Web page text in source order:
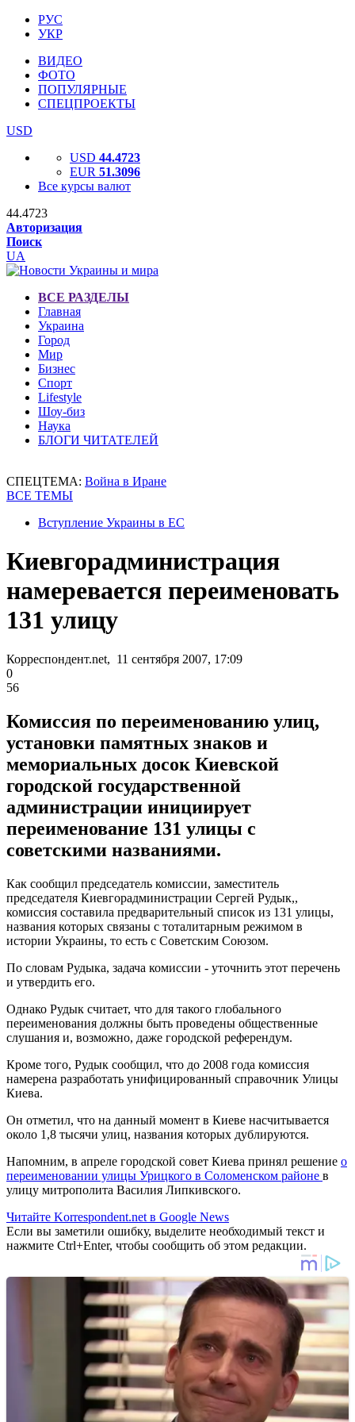
РУС
УКР
ВИДЕО
ФОТО
ПОПУЛЯРНЫЕ
СПЕЦПРОЕКТЫ
USD
USD 44.4723
EUR 51.3096
Все курсы валют
44.4723
Авторизация
Поиск
UA
ВСЕ РАЗДЕЛЫ
Главная
Украина
Город
Мир
Бизнес
Спорт
Lifestyle
Шоу-биз
Наука
БЛОГИ ЧИТАТЕЛЕЙ
СПЕЦТЕМА: Война в Иране
ВСЕ ТЕМЫ
Вступление Украины в ЕС
Киевгорадминистрация
намеревается переименовать
131 улицу
Корреспондент.net, 11 сентября 2007, 17:09
0
56
Комиссия по переименованию улиц,
установки памятных знаков и
мемориальных досок Киевской
городской государственной
администрации инициирует
переименование 131 улицы с
советскими названиями.
Как сообщил председатель комиссии, заместитель
председателя Киевгорадминистрации Сергей Рудык,,
комиссия составила предварительный список из 131 улицы,
названия которых связаны с тоталитарным режимом в
истории Украины, то есть с Советским Союзом.
По словам Рудыка, задача комиссии - уточнить этот перечень
и утвердить его.
Однако Рудык считает, что для такого глобального
переименования должны быть проведены общественные
слушания и, возможно, даже городской референдум.
Кроме того, Рудык сообщил, что до 2008 года комиссия
намерена разработать унифицированный справочник Улицы
Киева.
Он отметил, что на данный момент в Киеве насчитывается
около 1,8 тысячи улиц, названия которых дублируются.
Напомним, в апреле городской совет Киева принял решение о
переименовании улицы Урицкого в Соломенском районе в
улицу митрополита Василия Липкивского.
Читайте Korrespondent.net в Google News
Если вы заметили ошибку, выделите необходимый текст и
нажмите Ctrl+Enter, чтобы сообщить об этом редакции.